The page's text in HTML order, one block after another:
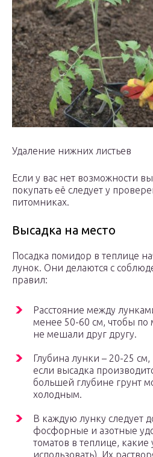
Удаление нижних листьев
Если у вас нет возможности
покупать её следует у
питомниках.
Высадка на место
Посадка помидор в теплице
лунок. Они делаются с
правил:
Расстояние между
менее 50-60 см, чтобы по
не мешали друг другу.
Глубина лунки – 20-25
если высадка
большей глубине грунт
холодным.
В каждую лунку следует
фосфорные и азотные
томатов в теплице, какие
использовать). Их